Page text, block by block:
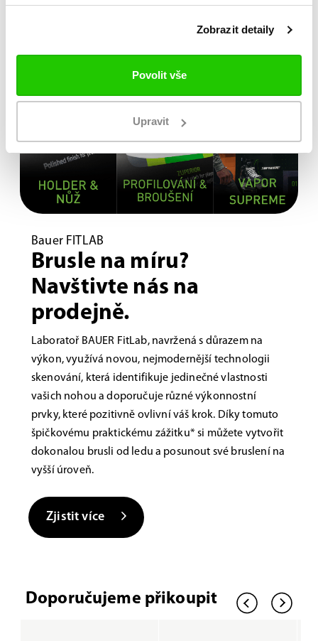
Zobrazit detaily
Povolit vše
Upravit
Bauer FITLAB
Brusle na míru?
Navštivte nás na
prodejně.
Laboratoř BAUER FitLab, navržená s důrazem na
výkon, využívá novou, nejmodernější technologii
skenování, která identifikuje jedinečné vlastnosti
vašich nohou a doporučuje různé výkonnostní
prvky, které pozitivně ovlivní váš krok. Díky tomuto
špičkovému praktickému zážitku* si můžete vytvořit
dokonalou brusli od ledu a posunout své bruslení na
vyšší úroveň.
Zjistit více
Doporučujeme přikoupit